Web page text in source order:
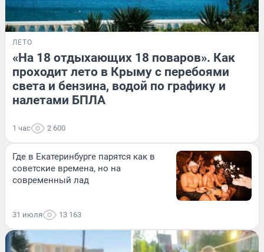
ЛЕТО
«На 18 отдыхающих 18 поваров». Как
проходит лето в Крыму с перебоями
света и бензина, водой по графику и
налетами БПЛА
1 час 2 600
Где в Екатеринбурге парятся как в
советские времена, но на
современный лад
31 июля 13 163